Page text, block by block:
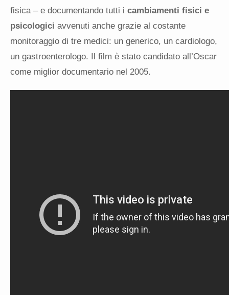
fisica – e documentando tutti i cambiamenti fisici e
psicologici avvenuti anche grazie al costante
monitoraggio di tre medici: un generico, un cardiologo,
un gastroenterologo. Il film è stato candidato all’Oscar
come miglior documentario nel 2005.